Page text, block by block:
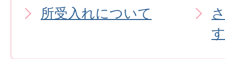
所受入れについて